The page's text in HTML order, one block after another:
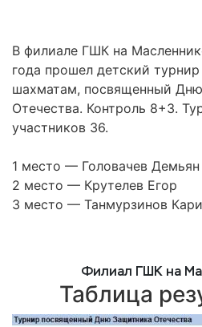
В филиале ГШК на
года прошел детский
шахматам, посвященный
Отечества. Контроль 8+3.
участников 36.
1 место — Головачев Демьян
2 место — Крутелев Егор
3 место — Танмурзинов
Филиал ГШК на
Таблица